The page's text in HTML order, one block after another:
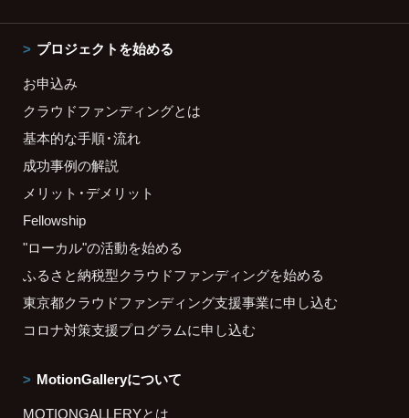
プロジェクトを始める
お申込み
クラウドファンディングとは
基本的な手順・流れ
成功事例の解説
メリット・デメリット
Fellowship
"ローカル"の活動を始める
ふるさと納税型クラウドファンディングを始める
東京都クラウドファンディング支援事業に申し込む
コロナ対策支援プログラムに申し込む
MotionGalleryについて
MOTIONGALLERYとは